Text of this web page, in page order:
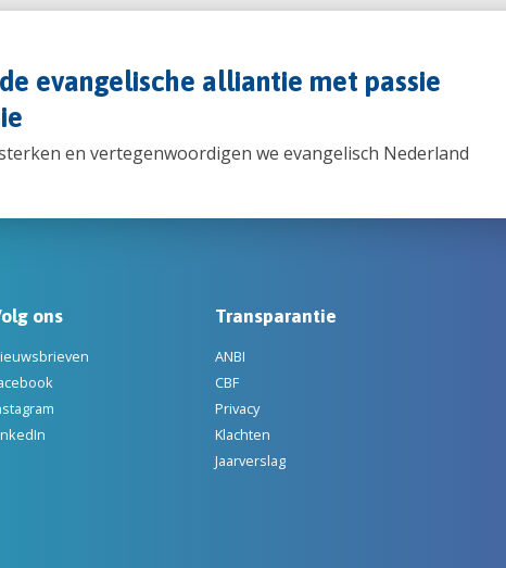
evangelische alliantie met passie
en vertegenwoordigen we evangelisch Nederland
ons Transparantie
ANBI
CBF
Privacy
Klachten
Jaarverslag